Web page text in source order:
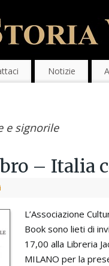
Notizie
e signorile
– Italia
L’Associazione
Book sono lieti di
17,00 alla Libreria
MILANO per la